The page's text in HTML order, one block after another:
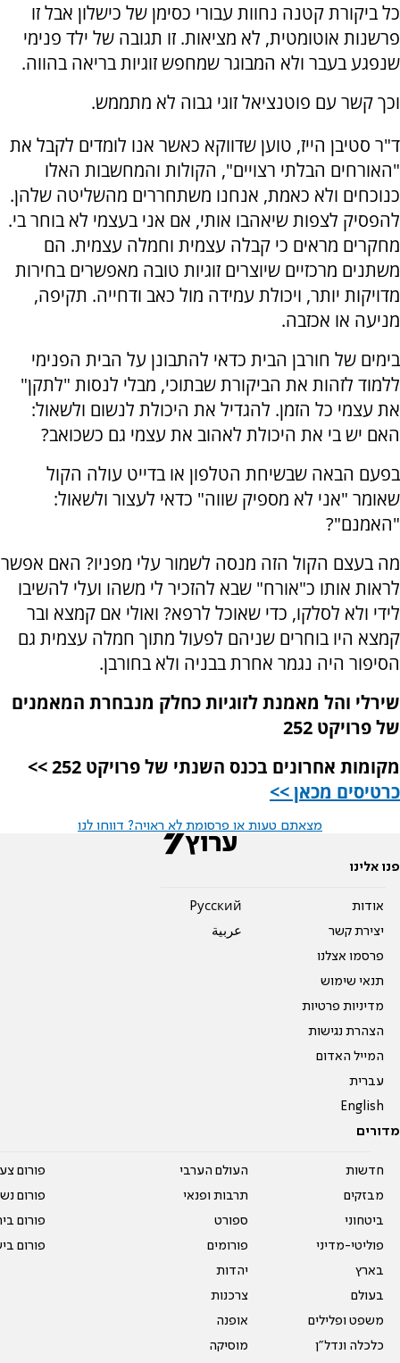
כל ביקורת קטנה נחוות עבורי כסימן של כישלון אבל זו
פרשנות אוטומטית, לא מציאות. זו תגובה של ילד פנימי
שנפגע בעבר ולא המבוגר שמחפש זוגיות בריאה בהווה.
וכך קשר עם פוטנציאל זוגי גבוה לא מתממש.
ד"ר סטיבן הייז, טוען שדווקא כאשר אנו לומדים לקבל את
"האורחים הבלתי רצויים", הקולות והמחשבות האלו
כנוכחים ולא כאמת, אנחנו משתחררים מהשליטה שלהן.
להפסיק לצפות שיאהבו אותי, אם אני בעצמי לא בוחר בי.
מחקרים מראים כי קבלה עצמית וחמלה עצמית. הם
משתנים מרכזיים שיוצרים זוגיות טובה מאפשרים בחירות
מדויקות יותר, ויכולת עמידה מול כאב ודחייה. תקיפה,
מניעה או אכזבה.
בימים של חורבן הבית כדאי להתבונן על הבית הפנימי
ללמוד לזהות את הביקורת שבתוכי, מבלי לנסות "לתקן"
את עצמי כל הזמן. להגדיל את היכולת לנשום ולשאול:
האם יש בי את היכולת לאהוב את עצמי גם כשכואב?
בפעם הבאה שבשיחת הטלפון או בדייט עולה הקול
שאומר "אני לא מספיק שווה" כדאי לעצור ולשאול:
"האמנם"?
מה בעצם הקול הזה מנסה לשמור עלי מפניו? האם אפשר
לראות אותו כ"אורח" שבא להזכיר לי משהו ועלי להשיבו
לידי ולא לסלקו, כדי שאוכל לרפא? ואולי אם קמצא ובר
קמצא היו בוחרים שניהם לפעול מתוך חמלה עצמית גם
הסיפור היה נגמר אחרת בבניה ולא בחורבן.
שירלי והל מאמנת לזוגיות כחלק מנבחרת המאמנים
של פרויקט 252
מקומות אחרונים בכנס השנתי של פרויקט 252 >>
כרטיסים מכאן >>
מצאתם טעות או פרסומת לא ראויה? דווחו לנו
פנו אלינו
אודות
יצירת קשר
פרסמו אצלנו
תנאי שימוש
מדיניות פרטיות
הצהרת נגישות
המייל האדום
עברית
English
Pусский
عربية
מדורים
חדשות
מבזקים
ביטחוני
פוליטי-מדיני
בארץ
בעולם
משפט ופלילים
כלכלה ונדל"ן
העולם הערבי
תרבות ופנאי
ספורט
פורומים
יהדות
צרכנות
אופנה
מוסיקה
פורום
פורום
פורום
פורום